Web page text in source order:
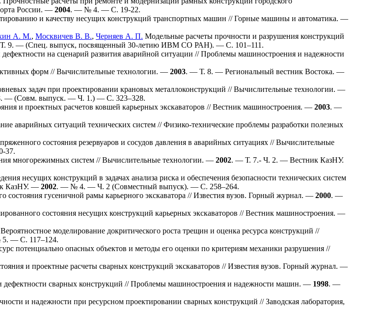
России. — 2004. — № 4. — С. 19-22.
и качеству несущих конструкций транспортных машин // Горные машины и автоматика. —
А. М., Москвичев В. В., Черняев А. П. Модельные расчеты прочности и разрушения конструкций
9. — (Спец. выпуск, посвященный 30-летию ИВМ СО РАН). — С. 101–111 .
дефектности на сценарий развития аварийной ситуации // Проблемы машиностроения и надежности
форм // Вычислительные технологии. — 2003. — Т. 8. — Региональный вестник Востока. —
задач при проектировании крановых металлоконструкций // Вычислительные технологии. —
— (Совм. выпуск. — Ч. 1.) — С. 323–328.
и проектных расчетов ковшей карьерных экскаваторов // Вестник машиностроения. — 2003. —
аварийных ситуаций технических систем // Физико-технические проблемы разработки полезных
состояния резервуаров и сосудов давления в аварийных ситуациях // Вычислительные
37.
многорежимных систем // Вычислительные технологии. — 2002. — Т. 7.- Ч. 2. — Вестник КазНУ.
несущих конструкций в задачах анализа риска и обеспечения безопасности технических систем
КазНУ. — 2002. — № 4. — Ч. 2 (Совместный выпуск). — С. 258–264.
гусеничной рамы карьерного экскаватора // Известия вузов. Горный журнал. — 2000. —
состояния несущих конструкций карьерных экскаваторов // Вестник машиностроения. —
Вероятностное моделирование докритического роста трещин и оценка ресурса конструкций //
— С. 117–124.
потенциально опасных объектов и методы его оценки по критериям механики разрушения //
и проектные расчеты сварных конструкций экскаваторов // Известия вузов. Горный журнал. —
дефектности сварных конструкций // Проблемы машиностроения и надежности машин. — 1998. —
и надежности при ресурсном проектировании сварных конструкций // Заводская лаборатория,